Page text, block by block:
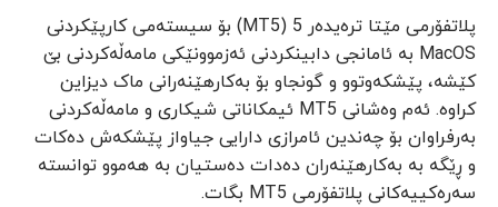
پلاتفۆرمی مێتا ترەیدەر 5 (MT5) بۆ سیستەمی کارپێکردنی
MacOS بە ئامانجی دابینکردنی ئەزموونێکی مامەڵەکردنی بێ
کێشە، پێشکەوتوو و گونجاو بۆ بەکارهێنەرانی ماک دیزاین
کراوە. ئەم وەشانی MT5 ئیمکاناتی شیکاری و مامەڵەکردنی
بەرفراوان بۆ چەندین ئامرازی دارایی جیاواز پێشکەش دەکات
و ڕێگە بە بەکارهێنەران دەدات دەستیان بە هەموو توانستە
سەرەکییەکانی پلاتفۆرمی MT5 بگات.